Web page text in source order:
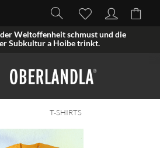
Weltoffenheit schmust und die
Subkultur a Hoibe trinkt.
T-SHIRTS